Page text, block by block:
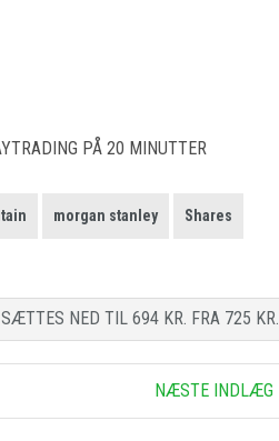
PÅ 20 MINUTTER
morgan stanley Shares
NED TIL 694 KR. FRA 725 KR.
NÆSTE INDLÆG